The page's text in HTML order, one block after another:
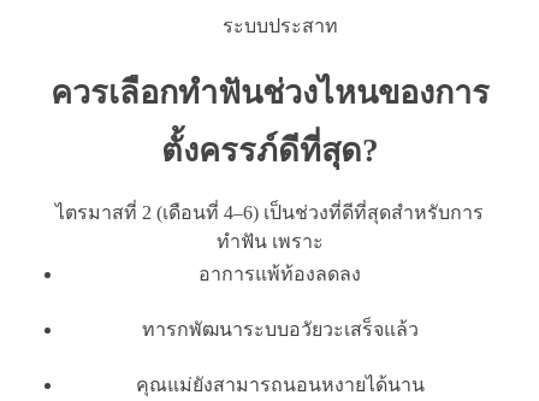
ระบบประสาท
ควรเลือกทำฟันช่วงไหนของการ
ตั้งครรภ์ดีที่สุด?
ไตรมาสที่ 2 (เดือนที่ 4–6) เป็นช่วงที่ดีที่สุดสำหรับการ
ทำฟัน เพราะ
อาการแพ้ท้องลดลง
ทารกพัฒนาระบบอวัยวะเสร็จแล้ว
คุณแม่ยังสามารถนอนหงายได้นาน